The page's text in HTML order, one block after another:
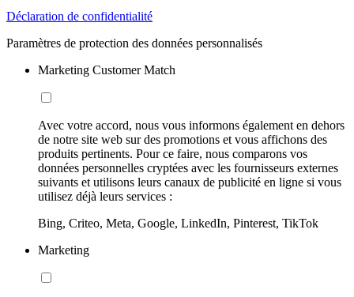
Déclaration de confidentialité
Paramètres de protection des données personnalisés
Marketing Customer Match
Avec votre accord, nous vous informons également en dehors
de notre site web sur des promotions et vous affichons des
produits pertinents. Pour ce faire, nous comparons vos
données personnelles cryptées avec les fournisseurs externes
suivants et utilisons leurs canaux de publicité en ligne si vous
utilisez déjà leurs services :
Bing, Criteo, Meta, Google, LinkedIn, Pinterest, TikTok
Marketing